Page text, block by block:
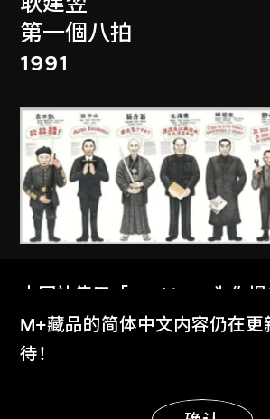
第一個八拍
1991
2012
本网站使用「Cookies」为你
体验。
了解更多
M+藏品的简体中文内容仍在更
待！
显示更多